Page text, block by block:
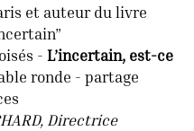
et auteur du livre
- L’incertain, est-ce
ronde - partage
Directrice